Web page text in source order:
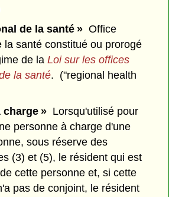
de la santé » Office
la santé constitué ou prorogé
de laLoi sur les offices
la santé. ("regional health
charge »Lorsqu'utilisé pour
personne à charge d'une
sous réserve des
(3) et (5), le résident qui est
cette personne et, si cette
pas de conjoint, le résident